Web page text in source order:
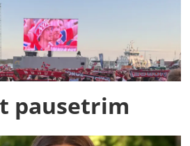
pausetrim